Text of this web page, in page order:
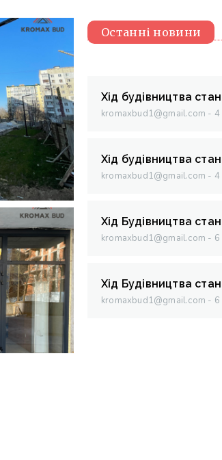
Останні новини
Хід будівництва
kromaxbud1@gmail.com 4
Хід будівництва
kromaxbud1@gmail.com 4
Хід Будівництва
kromaxbud1@gmail.com
Хід Будівництва
kromaxbud1@gmail.com